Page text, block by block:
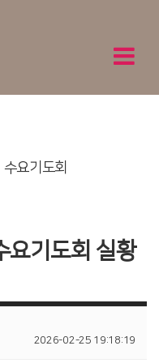
수요기도회
기도회 실황
2026-02-25 19:18:19